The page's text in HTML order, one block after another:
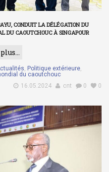
CONDUIT LA DÉLÉGATION DU
DU CAOUTCHOUC À SINGAPOUR
, Politique extérieure,
du caoutchouc
16.05.2024
cnt 0 0